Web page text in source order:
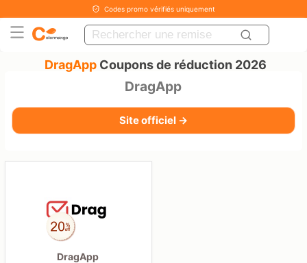
Codes promo vérifiés uniquement
DragApp Coupons de réduction 2026
DragApp
Site officiel →
DragApp